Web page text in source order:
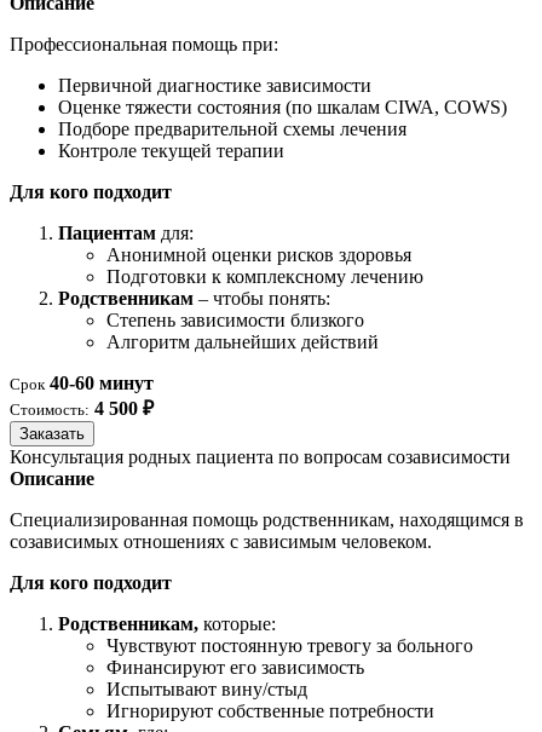
Профессиональная помощь при:
Первичной диагностике зависимости
Оценке тяжести состояния (по шкалам CIWA, COWS)
Подборе предварительной схемы лечения
Контроле текущей терапии
Для кого подходит
Пациентам для:
Анонимной оценки рисков здоровья
Подготовки к комплексному лечению
Родственникам – чтобы понять:
Степень зависимости близкого
Алгоритм дальнейших действий
Срок 40-60 минут
Стоимость: 4 500 ₽
Заказать
Консультация родных пациента по вопросам созависимости
Описание
Специализированная помощь родственникам, находящимся в
созависимых отношениях с зависимым человеком.
Для кого подходит
Родственникам, которые:
Чувствуют постоянную тревогу за больного
Финансируют его зависимость
Испытывают вину/стыд
Игнорируют собственные потребности